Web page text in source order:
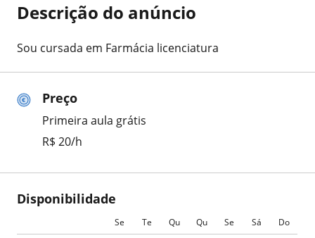
Preço
Primeira aula grátis
R$ 20/h
Disponibilidade
Se Te Qu Qu Se Sá Do
Descrição do anúncio
Sou cursada em Farmácia licenciatura